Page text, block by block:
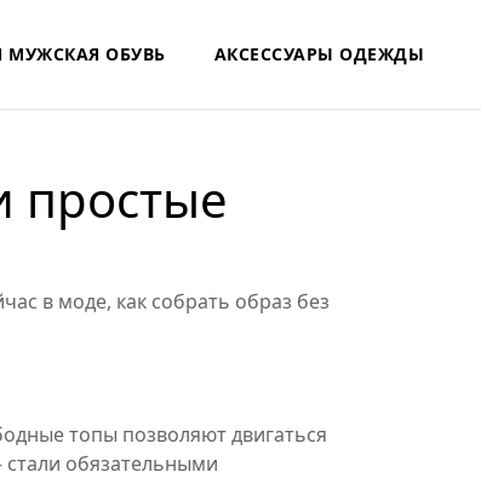
МУЖСКАЯ ОБУВЬ АКСЕССУАРЫ ОДЕЖДЫ
простые
в моде, как собрать образ без
топы позволяют двигаться
стали обязательными